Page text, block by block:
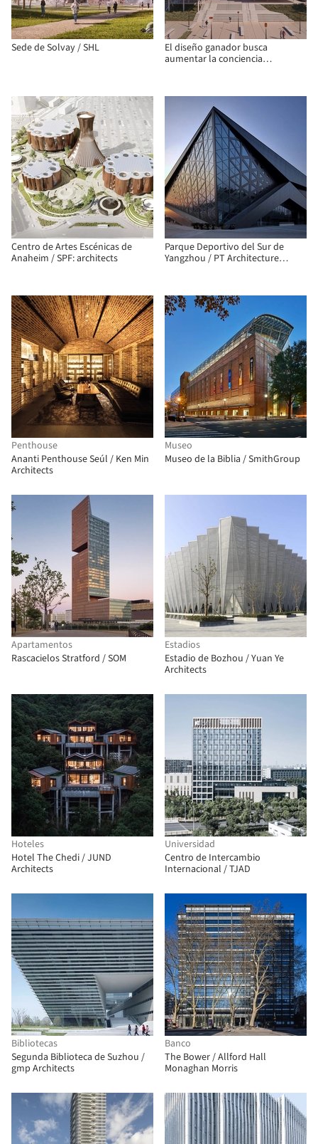
Sede de Solvay / SHL
El diseño ganador busca
aumentar la conciencia
Electricidad
Centro de Artes Escénicas de
Anaheim / SPF: architects
Parque Deportivo del Sur de
Yangzhou / PT Architecture
Penthouse
Ananti Penthouse Seúl / Ken Min
Architects
Museo
Museo de la Biblia / SmithGroup
Apartamentos
Rascacielos Stratford / SOM
Estadios
Estadio de Bozhou / Yuan Ye
Architects
Hoteles
Hotel The Chedi / JUND
Architects
Universidad
Centro de Intercambio
Internacional / TJAD
Bibliotecas
Segunda Biblioteca de Suzhou /
gmp Architects
Banco
The Bower / Allford Hall
Monaghan Morris